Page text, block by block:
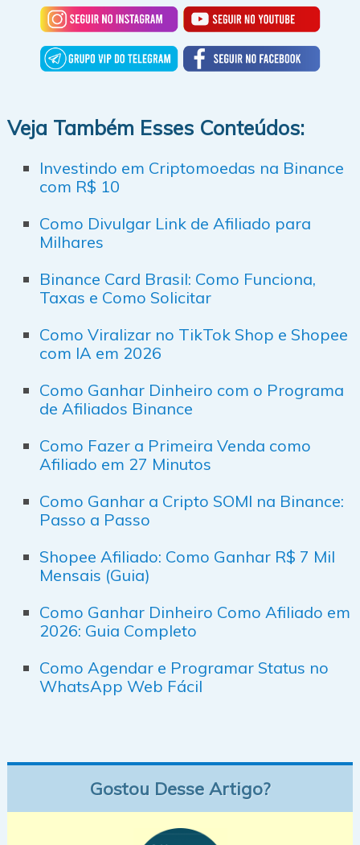
Veja Também Esses Conteúdos:
Investindo em Criptomoedas na Binance
com R$ 10
Como Divulgar Link de Afiliado para
Milhares
Binance Card Brasil: Como Funciona,
Taxas e Como Solicitar
Como Viralizar no TikTok Shop e Shopee
com IA em 2026
Como Ganhar Dinheiro com o Programa
de Afiliados Binance
Como Fazer a Primeira Venda como
Afiliado em 27 Minutos
Como Ganhar a Cripto SOMI na Binance:
Passo a Passo
Shopee Afiliado: Como Ganhar R$ 7 Mil
Mensais (Guia)
Como Ganhar Dinheiro Como Afiliado em
2026: Guia Completo
Como Agendar e Programar Status no
WhatsApp Web Fácil
Gostou Desse Artigo?